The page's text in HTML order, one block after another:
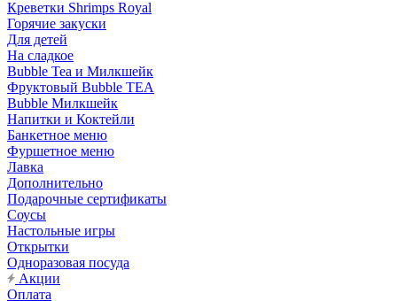
Креветки Shrimps Royal
Горячие закуски
Для детей
На сладкое
Bubble Tea и Милкшейк
Фруктовый Bubble TEA
Bubble Милкшейк
Напитки и Коктейли
Банкетное меню
Фуршетное меню
Лавка
Дополнительно
Подарочные сертификаты
Соусы
Настольные игры
Открытки
Одноразовая посуда
Акции
Оплата